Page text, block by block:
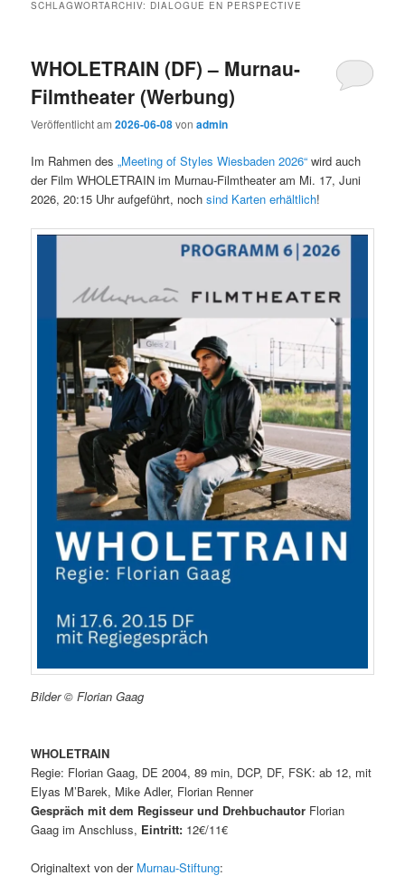
SCHLAGWORTARCHIV: DIALOGUE EN PERSPECTIVE
WHOLETRAIN (DF) – Murnau-
Filmtheater (Werbung)
Veröffentlicht am2026-06-08vonadmin
Im Rahmen des „Meeting of Styles Wiesbaden 2026“ wird auch
der Film WHOLETRAIN im Murnau-Filmtheater am Mi. 17, Juni
2026, 20:15 Uhr aufgeführt, nochsind Karten erhältlich!
Bilder © Florian Gaag
WHOLETRAIN
Regie: Florian Gaag, DE 2004, 89 min, DCP, DF, FSK: ab 12, mit
Elyas M’Barek, Mike Adler, Florian Renner
Gespräch mit dem Regisseur und Drehbuchautor Florian
Gaag im Anschluss, Eintritt: 12€/11€
Originaltext von der Murnau-Stiftung: